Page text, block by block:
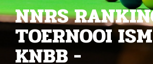
NNRS
TOERNOOI ISM
KNBB -